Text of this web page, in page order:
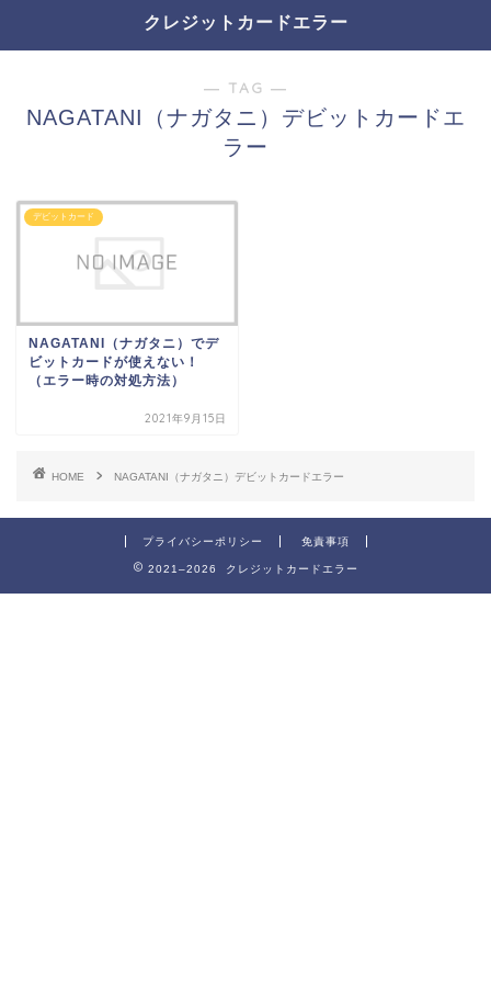
クレジットカードエラー
― TAG ―
NAGATANI（ナガタニ）デビットカードエ
ラー
デビットカード
NAGATANI（ナガタニ）でデ
ビットカードが使えない！
（エラー時の対処方法）
2021年9月15日
HOME NAGATANI（ナガタニ）デビットカードエラー
プライバシーポリシー 免責事項
2021–2026 クレジットカードエラー